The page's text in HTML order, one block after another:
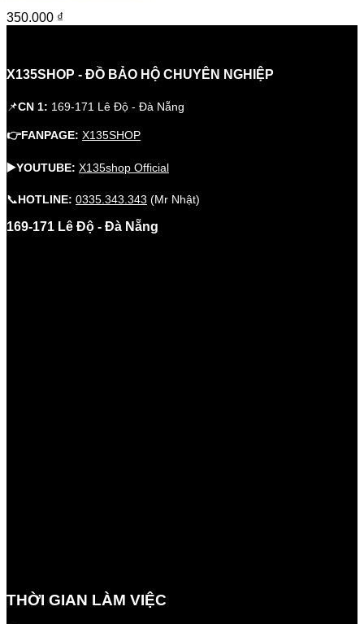
350.000 ₫
X135SHOP - ĐỒ BẢO HỘ CHUYÊN NGHIỆP
📌CN 1: 169-171 Lê Độ - Đà Nẵng
👉FANPAGE: X135SHOP
▶️YOUTUBE: X135shop Official
📞HOTLINE: 0335.343.343 (Mr Nhật)
169-171 Lê Độ - Đà Nẵng
THỜI GIAN LÀM VIỆC